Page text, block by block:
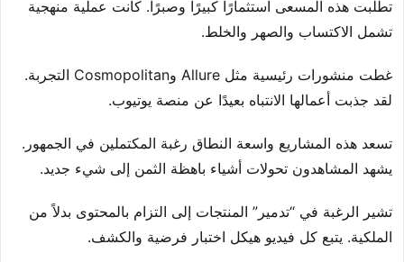
تطلبت هذه المسعى استثمارًا كبيرًا وصبرًا. كانت عملية منهجية
تشمل الاكتساب والصهر والخلط.
غطت منشورات رئيسية مثل Allure وCosmopolitan التجربة.
لقد جذبت أعمالها الانتباه بعيدًا عن منصة يوتيوب.
تسعد هذه المشاريع واسعة النطاق رغبة المكتملين في الجمهور.
يشهد المشاهدون تحولات أشياء باهظة الثمن إلى شيء جديد.
تشير الرغبة في “تدمير” المنتجات إلى التزام بالمحتوى بدلاً من
الملكية. يتبع كل فيديو هيكل اختبار فرضية والكشف.